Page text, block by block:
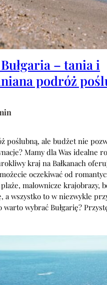
– tania i
podróż
poślubną, ale budżet nie
Mamy dla Was idealne
kraj na Bałkanach
oczekiwać od
malownicze krajobrazy,
wszystko to w niezwykle
warto wybrać Bułgarię?